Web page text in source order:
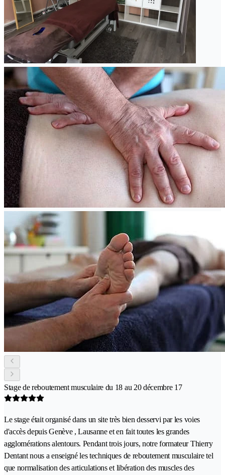
Stage de reboutement musculaire du 18 au 20 décembre 17
Le stage était organisé dans un site très bien desservi par les voies
d'accès depuis Genève , Lausanne et en fait toutes les grandes
agglomérations alentours. Pendant trois jours, notre formateur Thierry
Dentant nous a enseigné les techniques de reboutement musculaire tel
que normalisation des articulations et libération des muscles des